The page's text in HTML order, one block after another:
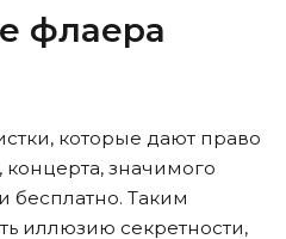
флаера
которые дают право
значимого
бесплатно. Таким
иллюзию секретности,